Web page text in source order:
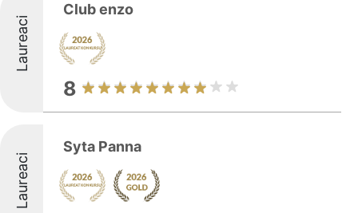
Laureaci
Club enzo
8
Laureaci
Syta Panna